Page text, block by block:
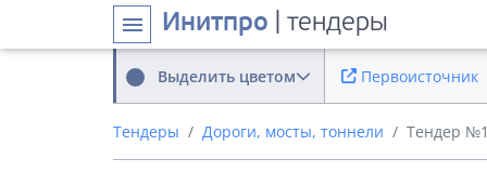
menu Инитпро | тендеры
Выделить цветом Первоисточник
Тендеры Дороги, мосты, тоннели Тендер